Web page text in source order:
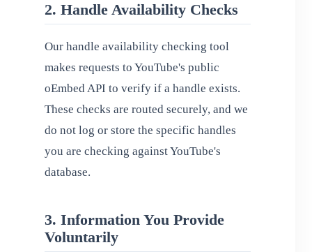
2. Handle Availability Checks
Our handle availability checking tool
makes requests to YouTube's public
oEmbed API to verify if a handle exists.
These checks are routed securely, and we
do not log or store the specific handles
you are checking against YouTube's
database.
3. Information You Provide
Voluntarily